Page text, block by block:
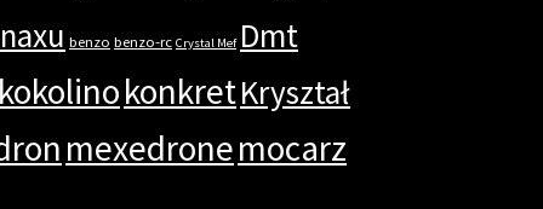
benzo benzo-rc Crystal Mef Dmt
kokolinokonkretKryształ
mexedronemocarz